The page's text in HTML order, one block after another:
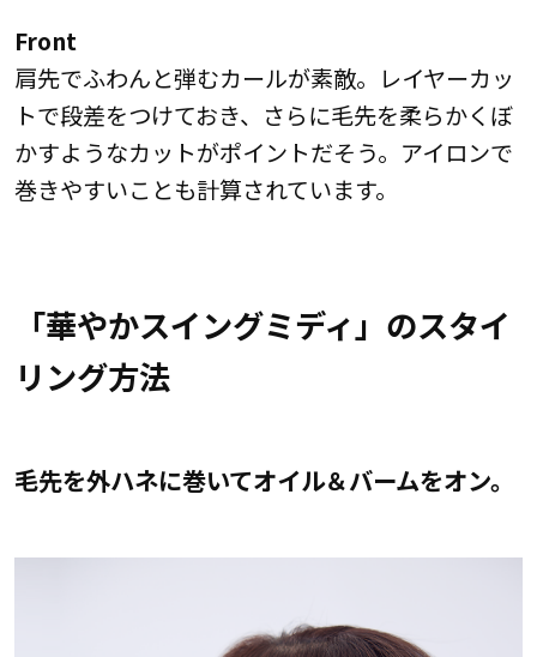
Front
肩先でふわんと弾むカールが素敵。レイヤーカッ
トで段差をつけておき、さらに毛先を柔らかくぼ
かすようなカットがポイントだそう。アイロンで
巻きやすいことも計算されています。
「華やかスイングミディ」のスタイ
リング方法
毛先を外ハネに巻いてオイル＆バームをオン。